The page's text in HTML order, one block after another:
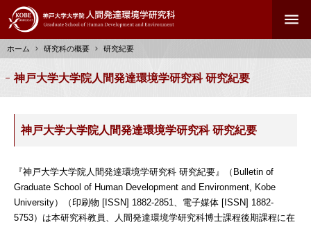
ン
コ
ン
menu
パ
ン
ホーム 研究科の概要 研究紀要
神戸大学大学院人間発達環境学研究科 研究紀要
神戸大学大学院人間発達環境学研究科 研究紀要
『神戸大学大学院人間発達環境学研究科 研究紀要』（Bulletin of
Graduate School of Human Development and Environment, Kobe
University）（印刷物 [ISSN] 1882-2851、電子媒体 [ISSN] 1882-
5753）は本研究科教員、人間発達環境学研究科博士課程後期課程に在